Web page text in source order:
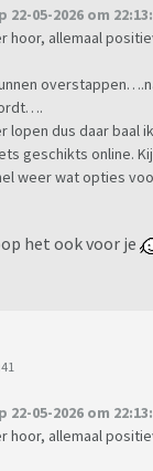
05-2026 om 22:13:
hoor, allemaal
lopen dus daar baal
geschikts online.
weer wat opties
het ook voor je
05-2026 om 22:13:
hoor, allemaal